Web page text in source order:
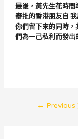
最後，黃先生花時間
審批的香港朋友自
你們留下來的同時
們為一己私利而發出
← Previous